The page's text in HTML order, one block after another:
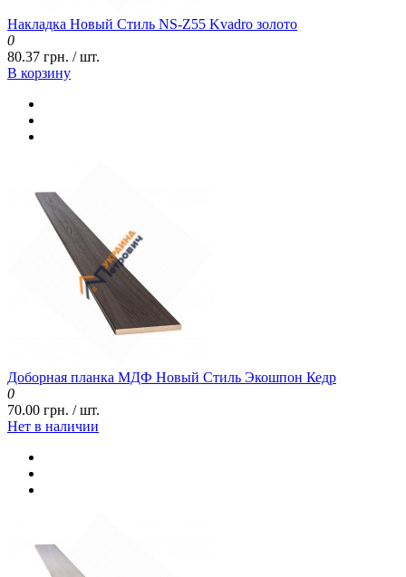
Накладка Новый Стиль NS-Z55 Kvadro золото
0
80.37 грн. / шт.
В корзину
Доборная планка МДФ Новый Стиль Экошпон Кедр
0
70.00 грн. / шт.
Нет в наличии